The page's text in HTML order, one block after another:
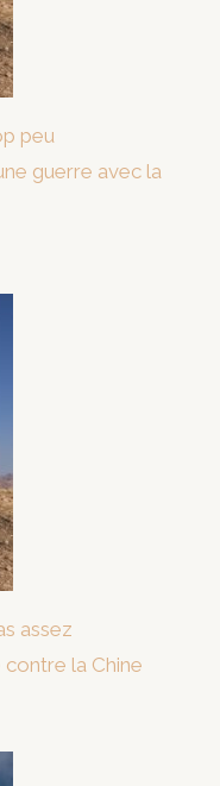
peu
guerre avec la
assez
contre la Chine